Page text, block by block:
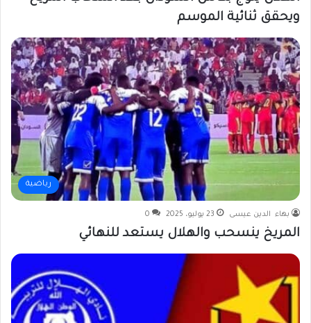
ويحقق ثنائية الموسم
رياضية
بهاء الدين عيسى 23 يوليو، 2025 0
المريخ ينسحب والهلال يستعد للنهائي